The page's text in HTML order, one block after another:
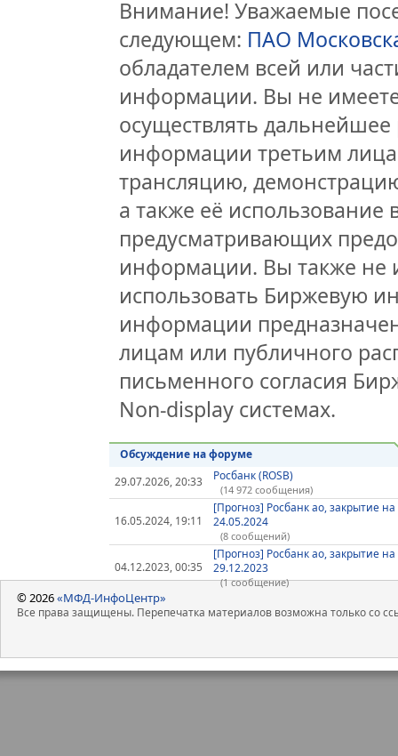
Внимание! Уважаемые
следующем: ПАО
обладателем всей или
информации. Вы не
осуществлять
информации третьим
трансляцию,
а также её
предусматривающих
информации. Вы также не
использовать Биржевую
информации
лицам или публичного
письменного согласия
Non-display системах.
Обсуждение на форуме
29.07.2026, 20:33
Росбанк (ROSB)
(14 972 сообщения)
16.05.2024, 19:11
[Прогноз] Росбанк ао, закрытие на
24.05.2024
(8 сообщений)
04.12.2023, 00:35
[Прогноз] Росбанк ао, закрытие на
29.12.2023
(1 сообщение)
© 2026«МФД-ИнфоЦентр»
Все права защищены. Перепечатка материалов возможна только со